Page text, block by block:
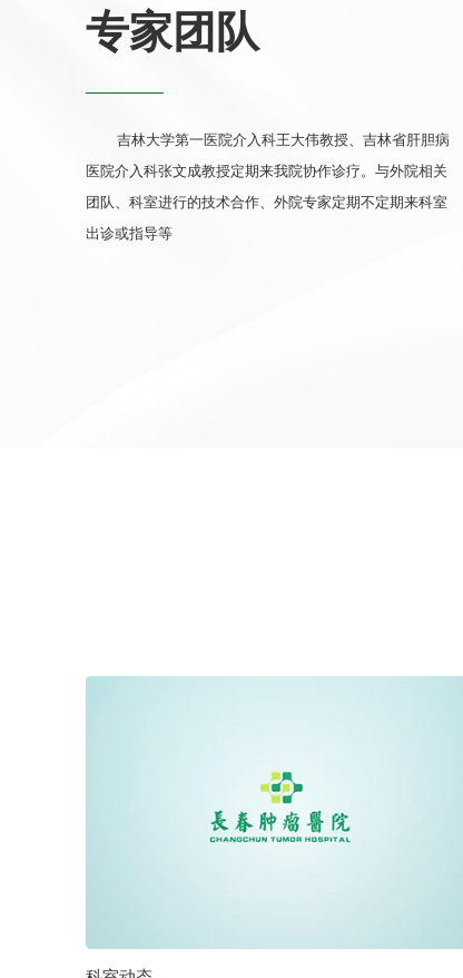
专家团队
吉林大学第一医院介入科王大伟教授、吉林省肝胆病
医院介入科张文成教授定期来我院协作诊疗。与外院相关
团队、科室进行的技术合作、外院专家定期不定期来科室
出诊或指导等